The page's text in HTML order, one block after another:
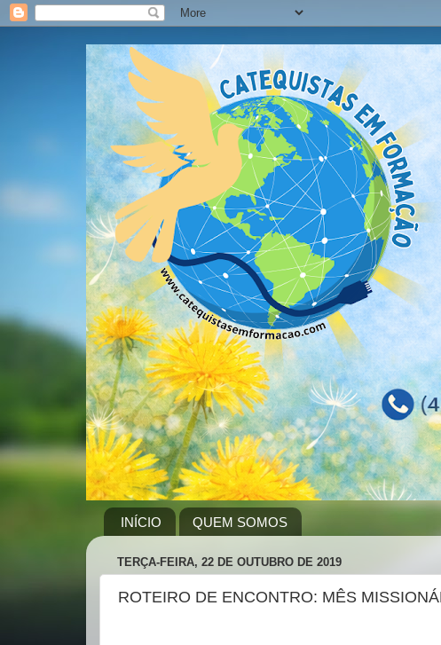
INÍCIO QUEM SOMOS
TERÇA-FEIRA, 22 DE OUTUBRO DE 2019
ROTEIRO DE ENCONTRO: MÊS